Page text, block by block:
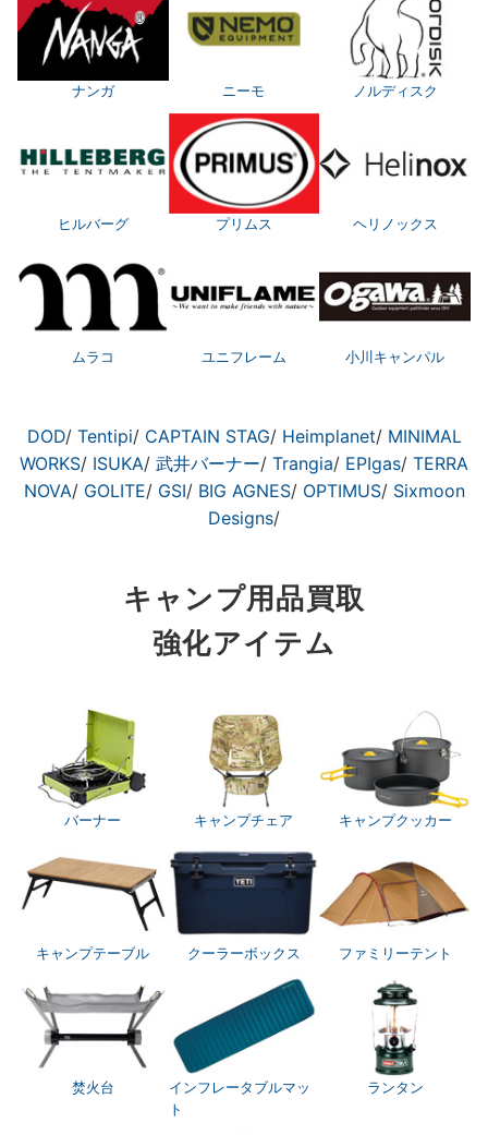
ナンガ ニーモ ノルディスク
ヒルバーグ プリムス ヘリノックス
ムラコ ユニフレーム 小川キャンパル
DOD/ Tentipi/ CAPTAIN STAG/ Heimplanet/ MINIMAL
WORKS/ ISUKA/ 武井バーナー/ Trangia/ EPIgas/ TERRA
NOVA/ GOLITE/ GSI/ BIG AGNES/ OPTIMUS/ Sixmoon
Designs/
キャンプ用品買取
強化アイテム
バーナー キャンプチェア キャンプクッカー
キャンプテーブル クーラーボックス ファミリーテント
焚火台
インフレータブルマッ
ト
ランタン